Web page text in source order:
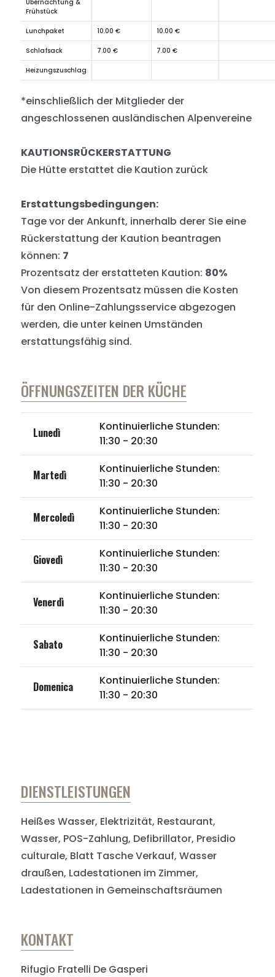
Übernachtung &
Frühstück
Lunchpaket 10.00 € 10.00 €
Schlafsack 7.00 € 7.00 €
Heizungszuschlag
*einschließlich der Mitglieder der
angeschlossenen ausländischen Alpenvereine
KAUTIONSRÜCKERSTATTUNG
Die Hütte erstattet die Kaution zurück
Erstattungsbedingungen:
Tage vor der Ankunft, innerhalb derer Sie eine
Rückerstattung der Kaution beantragen
können: 7
Prozentsatz der erstatteten Kaution: 80%
Von diesem Prozentsatz müssen die Kosten
für den Online-Zahlungsservice abgezogen
werden, die unter keinen Umständen
erstattungsfähig sind.
ÖFFNUNGSZEITEN DER KÜCHE
Lunedì
Kontinuierliche Stunden:
11:30 - 20:30
Martedì
Kontinuierliche Stunden:
11:30 - 20:30
Mercoledì
Kontinuierliche Stunden:
11:30 - 20:30
Giovedì
Kontinuierliche Stunden:
11:30 - 20:30
Venerdì
Kontinuierliche Stunden:
11:30 - 20:30
Sabato
Kontinuierliche Stunden:
11:30 - 20:30
Domenica
Kontinuierliche Stunden:
11:30 - 20:30
DIENSTLEISTUNGEN
Heißes Wasser, Elektrizität, Restaurant,
Wasser, POS-Zahlung, Defibrillator, Presidio
culturale, Blatt Tasche Verkauf, Wasser
draußen, Ladestationen im Zimmer,
Ladestationen in Gemeinschaftsräumen
KONTAKT
Rifugio Fratelli De Gasperi